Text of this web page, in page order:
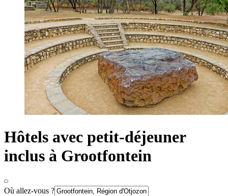
Hôtels avec petit-déjeuner
inclus à Grootfontein
Où allez-vous ?